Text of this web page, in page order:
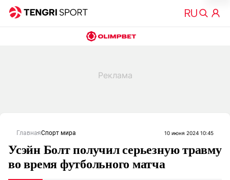
ГлавнаяСпорт мира 10 июня 2024 10:45
Усэйн Болт получил серьезную травму
во время футбольного матча